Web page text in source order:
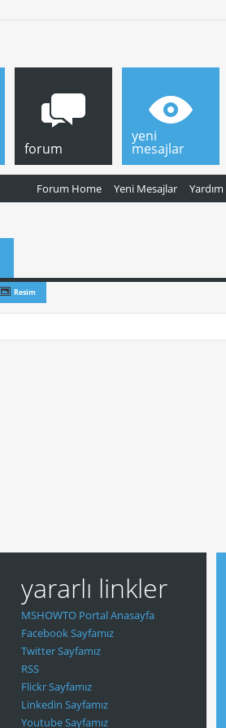
forum
Forum Home Yeni Mesajlar Yardım
yeni
mesajlar
Resim
yararlı linkler
MSHOWTO Portal Anasayfa
Facebook Sayfamız
Twitter Sayfamız
RSS
Flickr Sayfamız
Linkedin Sayfamız
Youtube Sayfamız